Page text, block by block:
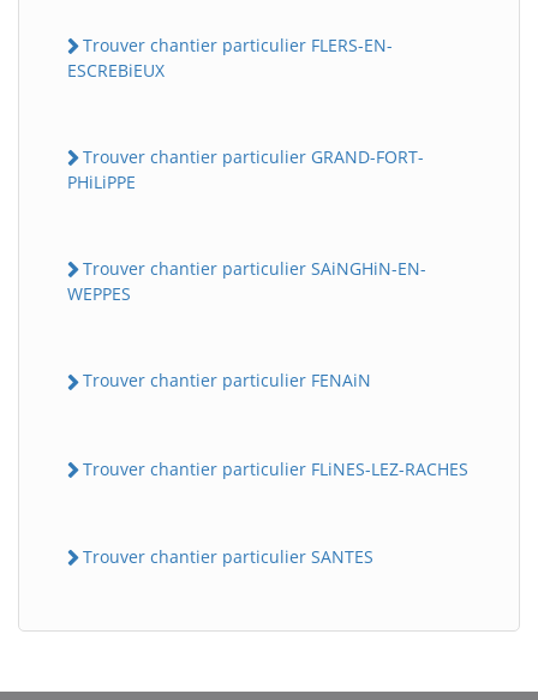
Trouver chantier particulier FLERS-EN-
ESCREBiEUX
Trouver chantier particulier GRAND-FORT-
PHiLiPPE
Trouver chantier particulier SAiNGHiN-EN-
WEPPES
Trouver chantier particulier FENAiN
Trouver chantier particulier FLiNES-LEZ-RACHES
Trouver chantier particulier SANTES
BatiWebPro